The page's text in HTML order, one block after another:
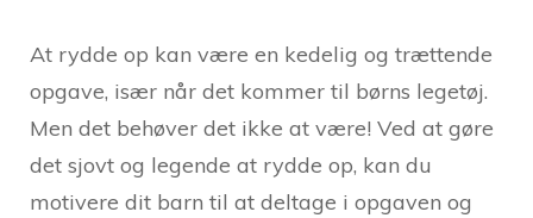
At rydde op kan være en kedelig og trættende
opgave, især når det kommer til børns legetøj.
Men det behøver det ikke at være! Ved at gøre
det sjovt og legende at rydde op, kan du
motivere dit barn til at deltage i opgaven og